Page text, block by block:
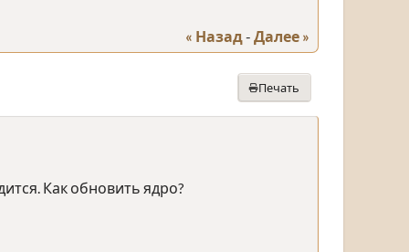
« Назад - Далее »
Печать
Как обновить ядро?